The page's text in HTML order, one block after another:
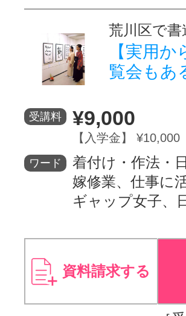
荒川区で
【実用
覧会もあ
受講料 ¥9,000
【入学金】
ワード
着付け・作法・
嫁修業、仕事に
ギャップ女子、
資料請求する